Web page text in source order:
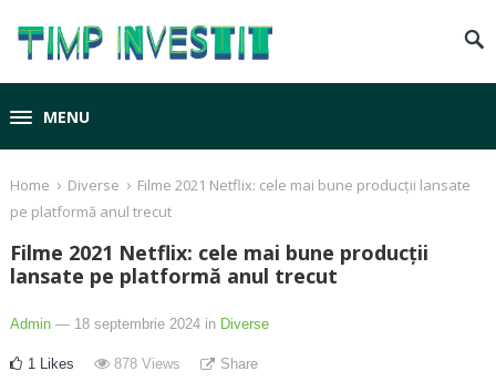
MENU
Home › Diverse › Filme 2021 Netflix: cele mai bune producții lansate
pe platformă anul trecut
Filme 2021 Netflix: cele mai bune producții
lansate pe platformă anul trecut
Admin — 18 septembrie 2024 in Diverse
1 Likes 878Views Share